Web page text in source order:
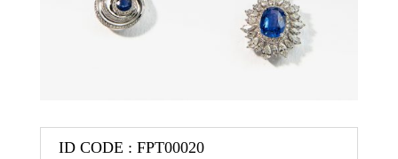
ID CODE : FPT00020